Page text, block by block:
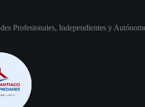
Profesionales, Independientes y